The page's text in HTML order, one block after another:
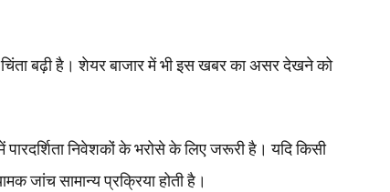
चिंता बढ़ी है। शेयर बाजार में भी इस खबर का असर देखने को
पारदर्शिता निवेशकों के भरोसे के लिए जरूरी है। यदि किसी
जांच सामान्य प्रक्रिया होती है।